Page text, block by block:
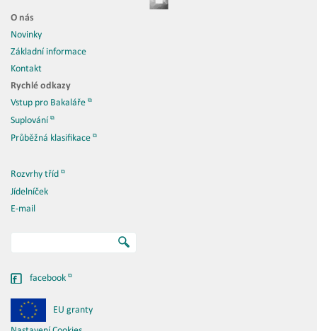
O nás
Novinky
Základní informace
Kontakt
Rychlé odkazy
Vstup pro Bakaláře
Suplování
Průběžná klasifikace
Rozvrhy tříd
Jídelníček
E-mail
facebook
EU granty